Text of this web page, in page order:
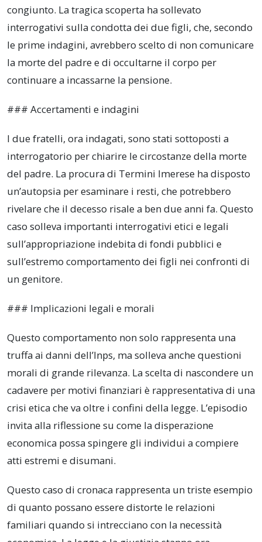
congiunto. La tragica scoperta ha sollevato
interrogativi sulla condotta dei due figli, che, secondo
le prime indagini, avrebbero scelto di non comunicare
la morte del padre e di occultarne il corpo per
continuare a incassarne la pensione.
### Accertamenti e indagini
I due fratelli, ora indagati, sono stati sottoposti a
interrogatorio per chiarire le circostanze della morte
del padre. La procura di Termini Imerese ha disposto
un’autopsia per esaminare i resti, che potrebbero
rivelare che il decesso risale a ben due anni fa. Questo
caso solleva importanti interrogativi etici e legali
sull’appropriazione indebita di fondi pubblici e
sull’estremo comportamento dei figli nei confronti di
un genitore.
### Implicazioni legali e morali
Questo comportamento non solo rappresenta una
truffa ai danni dell’Inps, ma solleva anche questioni
morali di grande rilevanza. La scelta di nascondere un
cadavere per motivi finanziari è rappresentativa di una
crisi etica che va oltre i confini della legge. L’episodio
invita alla riflessione su come la disperazione
economica possa spingere gli individui a compiere
atti estremi e disumani.
Questo caso di cronaca rappresenta un triste esempio
di quanto possano essere distorte le relazioni
familiari quando si intrecciano con la necessità